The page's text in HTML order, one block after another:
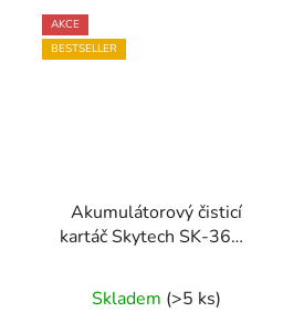
AKCE
BESTSELLER
Akumulátorový čisticí
kartáč Skytech SK-3618
+ 3 kartáče
Skladem (>5 ks)